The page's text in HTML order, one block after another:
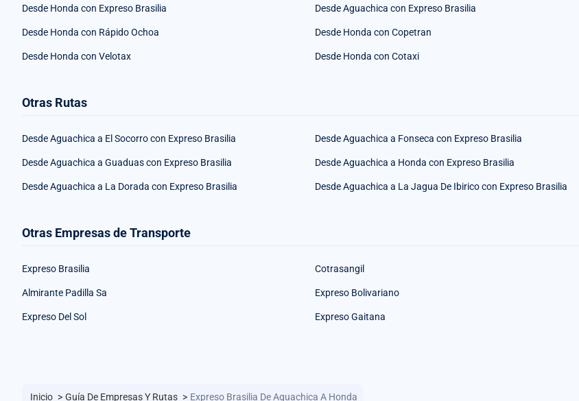
Desde Honda con Expreso Brasilia Desde Aguachica con Expreso Brasilia
Desde Honda con Rápido Ochoa Desde Honda con Copetran
Desde Honda con Velotax Desde Honda con Cotaxi
Otras Rutas
Desde Aguachica a El Socorro con Expreso Brasilia Desde Aguachica a Fonseca con Expreso Brasilia
Desde Aguachica a Guaduas con Expreso Brasilia Desde Aguachica a Honda con Expreso Brasilia
Desde Aguachica a La Dorada con Expreso Brasilia Desde Aguachica a La Jagua De Ibirico con Expreso Brasilia
Otras Empresas de Transporte
Expreso Brasilia Cotrasangil
Almirante Padilla Sa Expreso Bolivariano
Expreso Del Sol Expreso Gaitana
Inicio > Guía De Empresas Y Rutas > Expreso Brasilia De Aguachica A Honda